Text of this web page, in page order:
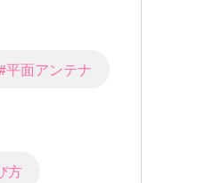
平面アンテナ
方